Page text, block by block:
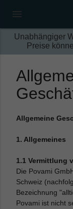
menu
Unabhängiger
Preise
Allgemeine
1. Allgemeines
1.1 Vermittlung
Die Povami
Schweiz
Bezeichnung
Povami ist nicht